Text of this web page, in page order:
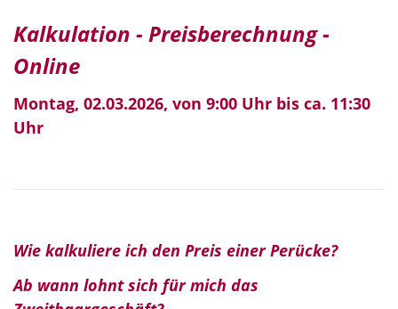
Kalkulation - Preisberechnung -
Online
Montag, 02.03.2026, von 9:00 Uhr bis ca. 11:30
Uhr
Wie kalkuliere ich den Preis einer Perücke?
Ab wann lohnt sich für mich das